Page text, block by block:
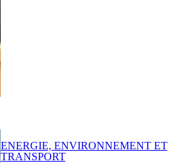
ENERGIE, ENVIRONNEMENT ET
TRANSPORT